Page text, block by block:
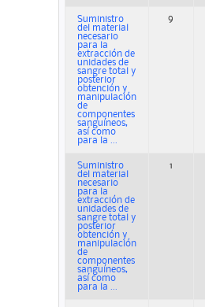
Suministro
del material
necesario
para la
extracción de
unidades de
sangre total y
posterior
obtención y
manipulación
de
componentes
sanguíneos,
así como
para la ...
9
Suministro
del material
necesario
para la
extracción de
unidades de
sangre total y
posterior
obtención y
manipulación
de
componentes
sanguíneos,
así como
para la ...
1